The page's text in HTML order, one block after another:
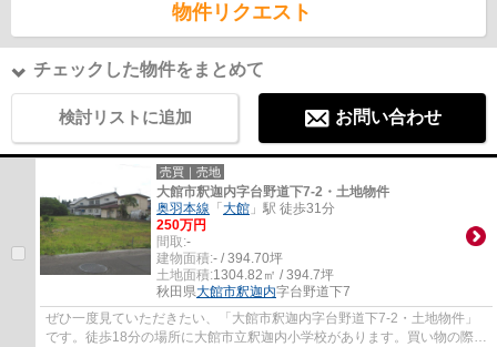
物件リクエスト
チェックした物件をまとめて
検討リストに追加 お問い合わせ
売買｜売地
大館市釈迦内字台野道下7-2・土地物件
奥羽本線 「 大館 」駅 徒歩31分
250万円
間取:-
建物面積:- / 394.70坪
土地面積:1304.82㎡ / 394.7坪
秋田県大館市釈迦内字台野道下7
ぜひ一度見ていただきたい、「大館市釈迦内字台野道下7-2・土地物件」
です。徒歩18分の場所に大館市立釈迦内小学校があります。買い物の際の